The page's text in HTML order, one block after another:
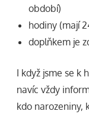
období)
hodiny (mají
doplňkem je
I když jsme se k
navíc vždy
kdo narozeniny,